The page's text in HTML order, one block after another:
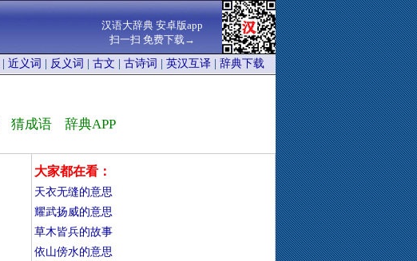
汉语大辞典 安卓版app
扫一扫 免费下载→
近义词 反义词 古文 古诗词 英汉互译 辞典下载
猜成语 辞典APP
大家都在看：
天衣无缝的意思
耀武扬威的意思
草木皆兵的故事
依山傍水的意思